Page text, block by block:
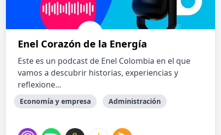
Enel Corazón de la Energía
Este es un podcast de Enel Colombia en el que
vamos a descubrir historias, experiencias y
reflexione...
Economía y empresa Administración